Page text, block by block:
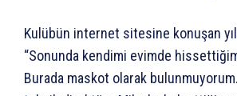
Kulübün internet sitesine konuşan
“Sonunda kendimi evimde
Burada maskot olarak bulunmuyorum.